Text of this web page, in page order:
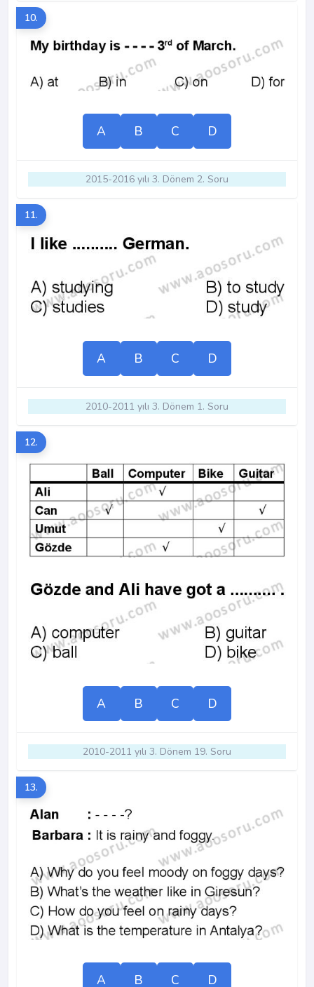
10.
A B C D
2015-2016 yılı 3. Dönem 2. Soru
11.
A B C D
2010-2011 yılı 3. Dönem 1. Soru
12.
A B C D
2010-2011 yılı 3. Dönem 19. Soru
13.
A B C D